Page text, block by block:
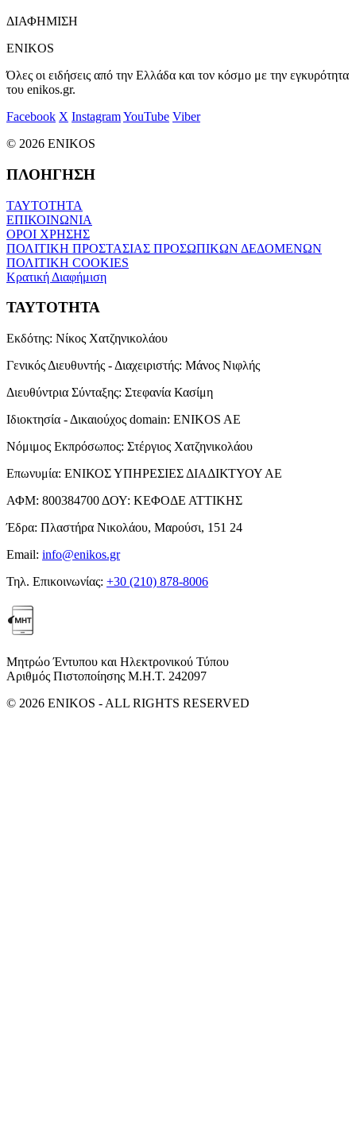
ΔΙΑΦΗΜΙΣΗ
ENIKOS
Όλες οι ειδήσεις από την Ελλάδα και τον κόσμο με την εγκυρότητα
του enikos.gr.
Facebook X InstagramYouTube Viber
© 2026 ENIKOS
ΠΛΟΗΓΗΣΗ
ΤΑΥΤΟΤΗΤΑ
ΕΠΙΚΟΙΝΩΝΙΑ
ΟΡΟΙ ΧΡΗΣΗΣ
ΠΟΛΙΤΙΚΗ ΠΡΟΣΤΑΣΙΑΣ ΠΡΟΣΩΠΙΚΩΝ ΔΕΔΟΜΕΝΩΝ
ΠΟΛΙΤΙΚΗ COOKIES
Κρατική Διαφήμιση
ΤΑΥΤΟΤΗΤΑ
Εκδότης: Νίκος Χατζηνικολάου
Γενικός Διευθυντής - Διαχειριστής: Μάνος Νιφλής
Διευθύντρια Σύνταξης: Στεφανία Κασίμη
Ιδιοκτησία - Δικαιούχος domain: ENIKOS AE
Νόμιμος Εκπρόσωπος: Στέργιος Χατζηνικολάου
Επωνυμία: ΕΝΙΚΟΣ ΥΠΗΡΕΣΙΕΣ ΔΙΑΔΙΚΤΥΟΥ ΑΕ
ΑΦΜ: 800384700 ΔΟΥ: ΚΕΦΟΔΕ ΑΤΤΙΚΗΣ
Έδρα: Πλαστήρα Νικολάου, Μαρούσι, 151 24
Email: info@enikos.gr
Τηλ. Επικοινωνίας: +30 (210) 878-8006
Μητρώο Έντυπου και Ηλεκτρονικού Τύπου
Αριθμός Πιστοποίησης Μ.Η.Τ. 242097
© 2026 ENIKOS - ALL RIGHTS RESERVED